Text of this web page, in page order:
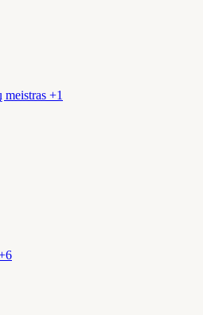
+1